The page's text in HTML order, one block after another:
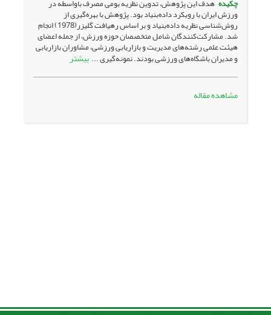
چکیده هدف این پژوهش، تدوین نظریه بومی مصرف باواسطه در
ورزش ایران با رویکرد داده‌بنیاد بود. پژوهش با بهره‌گیری از
روش‌شناسی نظریه داده‌بنیاد و بر اساس رهیافت گلیزر(1978) انجام
شد. مشارکت‌کنندگان شامل متخصصان حوزه ورزش، از جمله اعضای
هیئت علمی رشته‌های مدیریت و بازاریابی ورزشی، مشاوران بازاریابی
و مدیران باشگاه‌های ورزشی بودند. نمونه‌گیری ... بیشتر
مشاهده مقاله